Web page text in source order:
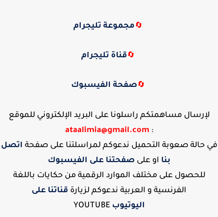
🔄مجموعة تليجرام
🔄قناة تليجرام
🔄صفحة الفيسبوك
لإرسال مساهمتكم راسلونا على البريد الإلكتروني للموقع
:
ataalimia@gmail.com
في حالة صعوبة التحميل ندعوكم لمراسلتنا على صفحة اتصل
بنا او على صفحتنا على الفيسبوك
للحصول على مختلف الموارد الرقمية من حكايات باللغة
الفرنسية و العربية ندعوكم لزيارة قناتنا على
اليوتيوب YOUTUBE